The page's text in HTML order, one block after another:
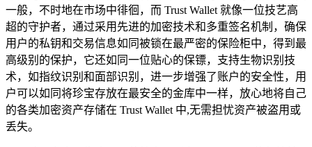
一般，不时地在市场中徘徊，而 Trust Wallet 就像一位技艺高
超的守护者，通过采用先进的加密技术和多重签名机制，确保
用户的私钥和交易信息如同被锁在最严密的保险柜中，得到最
高级别的保护，它还如同一位贴心的保镖，支持生物识别技
术，如指纹识别和面部识别，进一步增强了账户的安全性，用
户可以如同将珍宝存放在最安全的金库中一样，放心地将自己
的各类加密资产存储在 Trust Wallet 中,无需担忧资产被盗用或
丢失。